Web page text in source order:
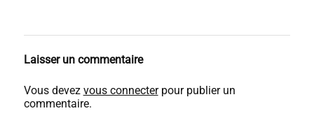
Laisser un commentaire
Vous devez vous connecterpour publier un
commentaire.